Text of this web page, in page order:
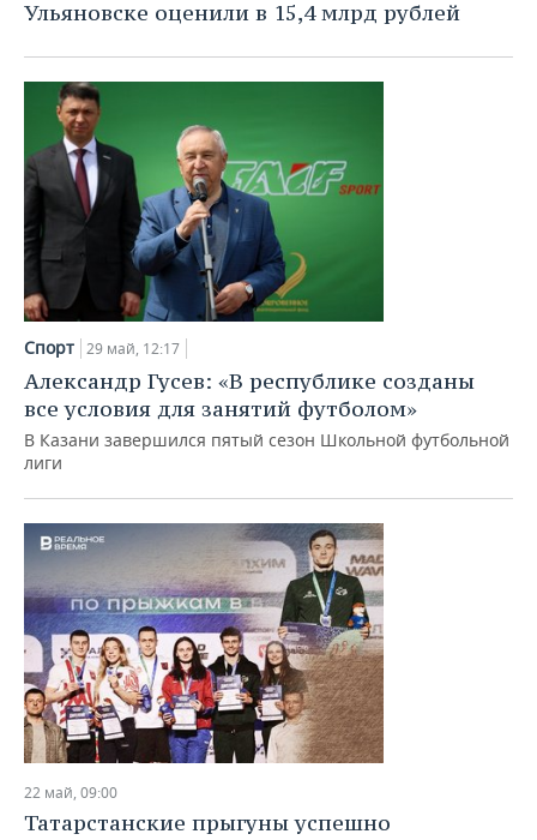
Ульяновске оценили в 15,4 млрд рублей
Спорт 29 май, 12:17
Александр Гусев: «В республике созданы
все условия для занятий футболом»
В Казани завершился пятый сезон Школьной футбольной
лиги
22 май, 09:00
Татарстанские прыгуны успешно